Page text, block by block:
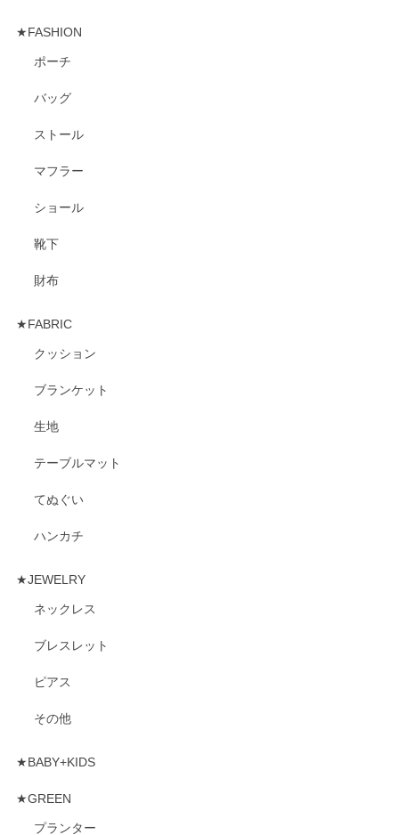
★FASHION
ポーチ
バッグ
ストール
マフラー
ショール
靴下
財布
★FABRIC
クッション
ブランケット
生地
テーブルマット
てぬぐい
ハンカチ
★JEWELRY
ネックレス
ブレスレット
ピアス
その他
★BABY+KIDS
★GREEN
プランター